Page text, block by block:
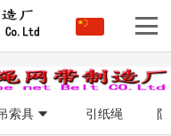
索具 引纸绳